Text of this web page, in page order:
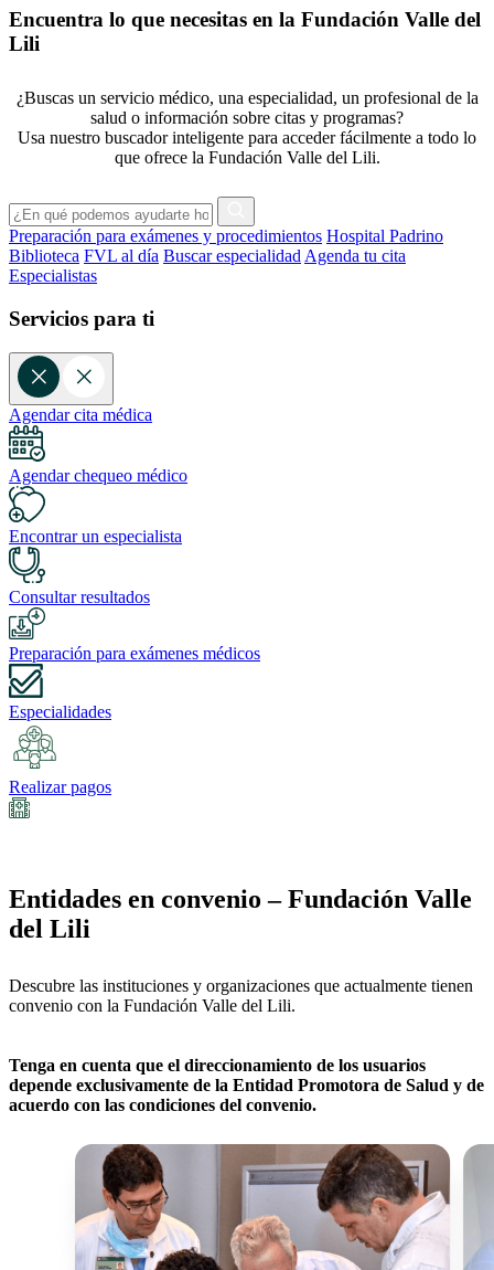
Encuentra lo que necesitas en la Fundación Valle del
Lili
¿Buscas un servicio médico, una especialidad, un profesional de la
salud o información sobre citas y programas?
Usa nuestro buscador inteligente para acceder fácilmente a todo lo
que ofrece la Fundación Valle del Lili.
Preparación para exámenes y procedimientos Hospital Padrino
Biblioteca FVL al día Buscar especialidad Agenda tu cita
Especialistas
Servicios para ti
Agendar cita médica
Agendar chequeo médico
Encontrar un especialista
Consultar resultados
Preparación para exámenes médicos
Especialidades
Realizar pagos
Entidades en convenio – Fundación Valle
del Lili
Descubre las instituciones y organizaciones que actualmente tienen
convenio con la Fundación Valle del Lili.
Tenga en cuenta que el direccionamiento de los usuarios
depende exclusivamente de la Entidad Promotora de Salud y de
acuerdo con las condiciones del convenio.